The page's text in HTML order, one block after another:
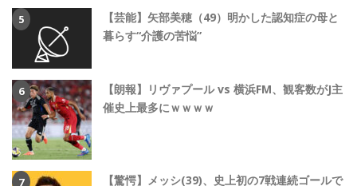
【芸能】矢部美穂（49）明かした認知症の母と
暮らす“介護の苦悩”
【朗報】リヴァプール vs 横浜FM、観客数がJ主
催史上最多にｗｗｗｗ
【驚愕】メッシ(39)、史上初の7戦連続ゴールで